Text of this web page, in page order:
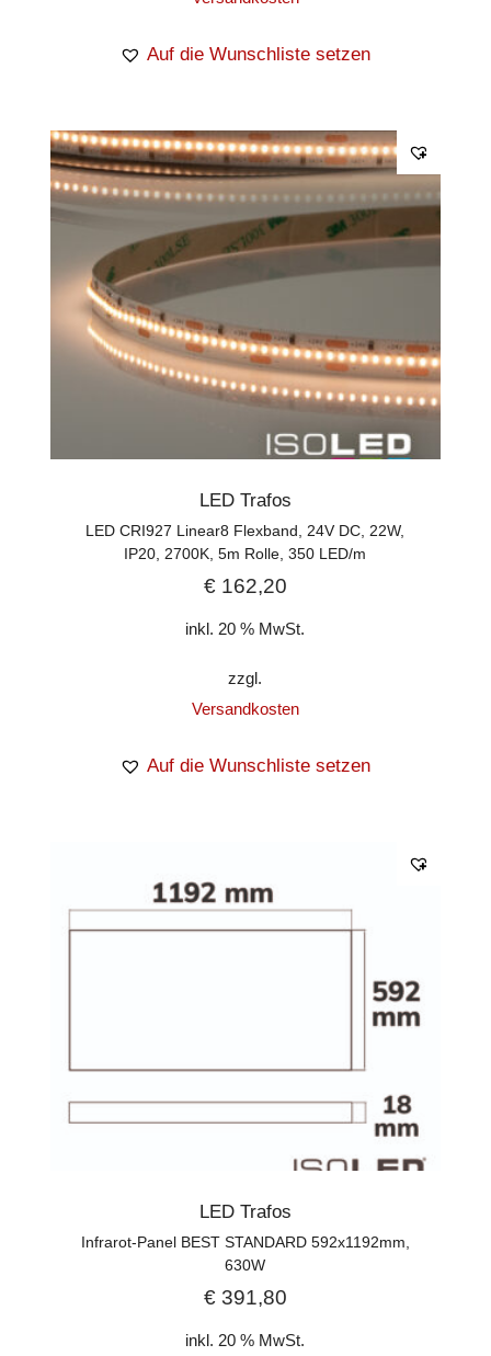
Auf die Wunschliste setzen
LED Trafos
LED CRI927 Linear8 Flexband, 24V DC, 22W,
IP20, 2700K, 5m Rolle, 350 LED/m
€162,20
inkl. 20 % MwSt.
zzgl.
Versandkosten
Auf die Wunschliste setzen
LED Trafos
Infrarot-Panel BEST STANDARD 592x1192mm,
630W
€391,80
inkl. 20 % MwSt.